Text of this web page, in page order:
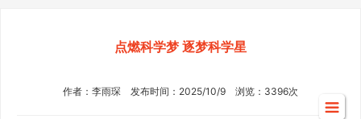
点燃科学梦 逐梦科学星
作者：李雨琛 发布时间：2025/10/9 浏览：3396次